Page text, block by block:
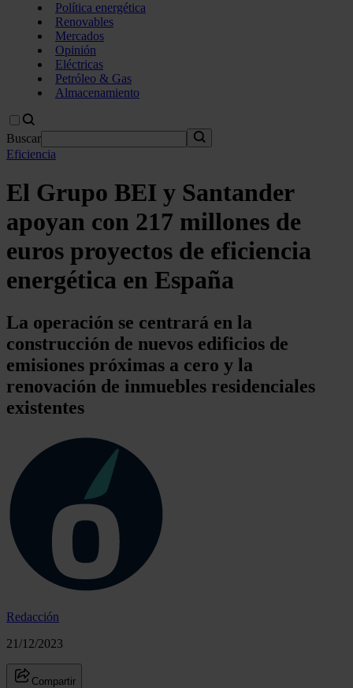
Política energética
Renovables
Mercados
Opinión
Eléctricas
Petróleo & Gas
Almacenamiento
Buscar
Eficiencia
El Grupo BEI y Santander
apoyan con 217 millones de
euros proyectos de eficiencia
energética en España
La operación se centrará en la
construcción de nuevos edificios de
emisiones próximas a cero y la
renovación de inmuebles residenciales
existentes
Redacción
21/12/2023
Compartir